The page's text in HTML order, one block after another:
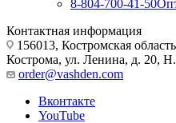
8-804-700-41-50
Контактная информация
156013, Костромская
Кострома, ул. Ленина, д. 20,
order@vashden.com
Вконтакте
YouTube